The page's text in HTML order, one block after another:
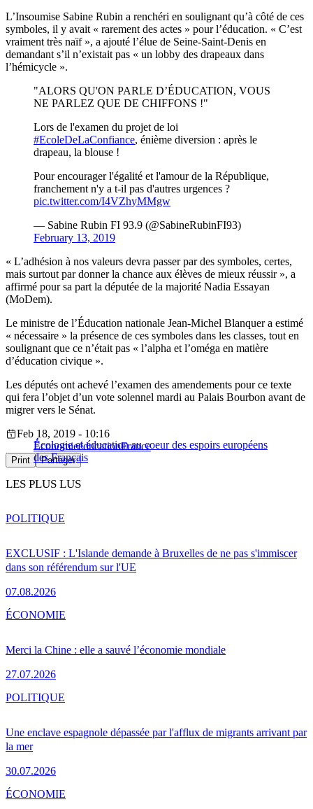
L’Insoumise Sabine Rubin a renchéri en soulignant qu’à côté de ces
symboles, il y avait « rarement des actes » pour l’éducation. « C’est
vraiment très naïf », a ajouté l’élue de Seine-Saint-Denis en
demandant s’il n’existait pas « un lobby des drapeaux dans
l’hémicycle ».
"ALORS QU'ON PARLE D’ÉDUCATION, VOUS
NE PARLEZ QUE DE CHIFFONS !"
Lors de l'examen du projet de loi
#EcoleDeLaConfiance, énième diversion : après le
drapeau, la blouse !
Pour encourager l'égalité et l'amour de la République,
franchement n'y a t-il pas d'autres urgences ?
pic.twitter.com/I4VZhyMMgw
— Sabine Rubin FI 93.9 (@SabineRubinFI93)
February 13, 2019
« L’adhésion à nos valeurs devra passer par des symboles, certes,
mais surtout par donner la chance aux élèves de mieux réussir », a
affirmé pour sa part la députée de la majorité Nadia Essayan
(MoDem).
Le ministre de l’Éducation nationale Jean-Michel Blanquer a estimé
« nécessaire » la présence de ces symboles dans les classes, tout en
soulignant que ce n’était pas « l’alpha et l’oméga en matière
d’éducation civique ».
Les députés ont achevé l’examen des amendements pour ce texte
qui fera l’objet d’un vote solennel mardi au Palais Bourbon avant de
migrer vers le Sénat.
Écologie et éducation au coeur des espoirs européens
des Français
Feb 18, 2019 - 10:16
ÉconomieéducationFrance
Print Partager
LES PLUS LUS
EXCLUSIF : L'Islande demande à Bruxelles de ne pas s'immiscer
dans son référendum sur l'UE
07.08.2026
POLITIQUE
Merci la Chine : elle a sauvé l’économie mondiale
27.07.2026
ÉCONOMIE
Une enclave espagnole dépassée par l'afflux de migrants arrivant par
la mer
30.07.2026
POLITIQUE
ÉCONOMIE